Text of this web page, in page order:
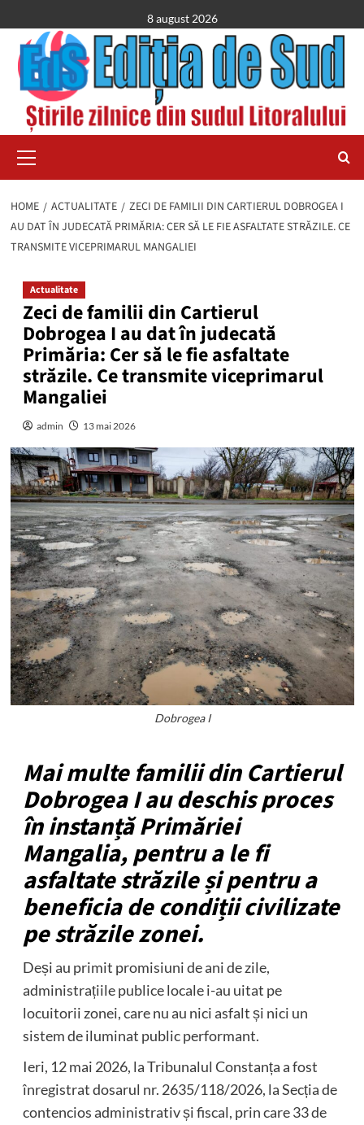
to
content
8 august 2026
Menu
HOME ACTUALITATE
ZECI DE FAMILII DIN CARTIERUL DOBROGEA I
AU DAT ÎN JUDECATĂ PRIMĂRIA: CER SĂ LE FIE ASFALTATE STRĂZILE. CE
TRANSMITE VICEPRIMARUL MANGALIEI
Actualitate
Zeci de familii din Cartierul
Dobrogea I au dat în judecată
Primăria: Cer să le fie asfaltate
străzile. Ce transmite viceprimarul
Mangaliei
admin 13 mai 2026
Dobrogea I
Mai multe familii din Cartierul
Dobrogea I au deschis proces
în instanță Primăriei
Mangalia, pentru a le fi
asfaltate străzile și pentru a
beneficia de condiții civilizate
pe străzile zonei.
Deși au primit promisiuni de ani de zile,
administrațiile publice locale i-au uitat pe
locuitorii zonei, care nu au nici asfalt și nici un
sistem de iluminat public performant.
Ieri, 12 mai 2026, la Tribunalul Constanța a fost
înregistrat dosarul nr. 2635/118/2026, la Secția de
contencios administrativ și fiscal, prin care 33 de